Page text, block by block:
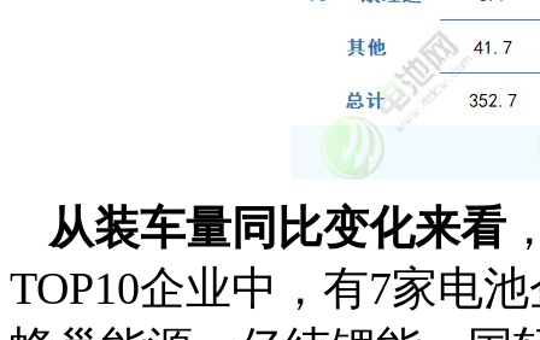
从装车量同比变化来看
TOP10企业中，有7家电